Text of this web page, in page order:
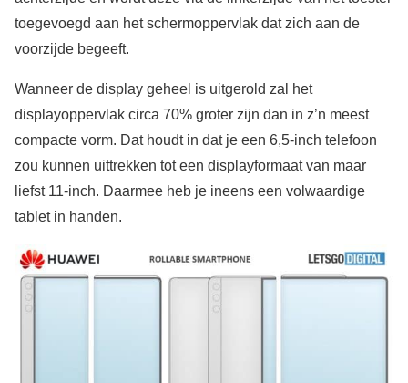
toegevoegd aan het schermoppervlak dat zich aan de
voorzijde begeeft.
Wanneer de display geheel is uitgerold zal het
displayoppervlak circa 70% groter zijn dan in z’n meest
compacte vorm. Dat houdt in dat je een 6,5-inch telefoon
zou kunnen uittrekken tot een displayformaat van maar
liefst 11-inch. Daarmee heb je ineens een volwaardige
tablet in handen.